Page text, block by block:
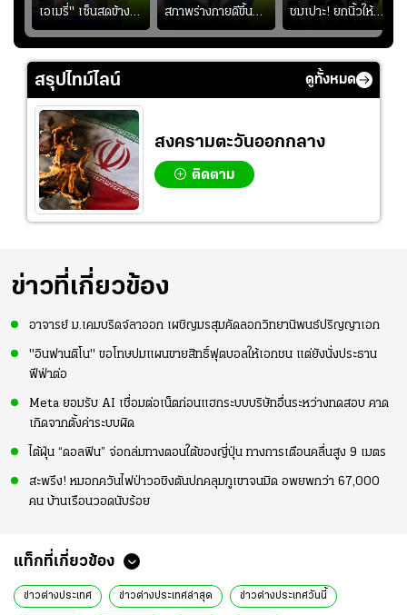
เอเมรี่" เซ็นสดข้าง
รอยสักบนแผ่นหลัง
"คุณเต๊ะ" แฟนพันธุ์
แท้วิลล่า นาน 33 ปี
สภาพร่างกายดีขึ้น
อย่างต่อเนื่อง พร้อม
พยายามลงสนามให้
ชมเปาะ! ยกนิ้วให้
แท็กติกบีจี แฮปปี้
สุดๆ กับการเยือนไทย
สรุปไทม์ไลน์ ดูทั้งหมด
สงครามตะวันออกกลาง
ติดตาม
ข่าวที่เกี่ยวข้อง
อาจารย์ ม.เคมบริดจ์ลาออก เผชิญมรสุมคัดลอกวิทยานิพนธ์ปริญญาเอก
"อินฟานติโน" ขอโทษปมแผนขายสิทธิ์ฟุตบอลให้เอกชน แต่ยังนั่งประธาน
ฟีฟ่าต่อ
Meta ยอมรับ AI เชื่อมต่อเน็ตก่อนแฮกระบบบริษัทอื่นระหว่างทดสอบ คาด
เกิดจากตั้งค่าระบบผิด
ไต้ฝุ่น “ดอลฟิน” จ่อถล่มทางตอนใต้ของญี่ปุ่น ทางการเตือนคลื่นสูง 9 เมตร
สะพรึง! หมอกควันไฟป่าวอชิงตันปกคลุมภูเขาจนมิด อพยพกว่า 67,000
คน บ้านเรือนวอดนับร้อย
แท็กที่เกี่ยวข้อง
ข่าวต่างประเทศ ข่าวต่างประเทศล่าสุด ข่าวต่างประเทศวันนี้